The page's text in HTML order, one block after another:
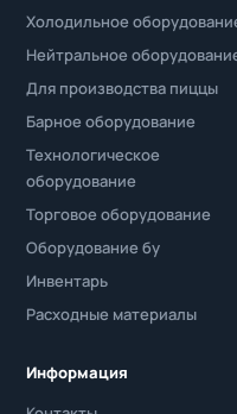
Холодильное
Нейтральное
Для производства пиццы
Барное оборудование
Технологическое
оборудование
Торговое оборудование
Оборудование бу
Инвентарь
Расходные материалы
Информация